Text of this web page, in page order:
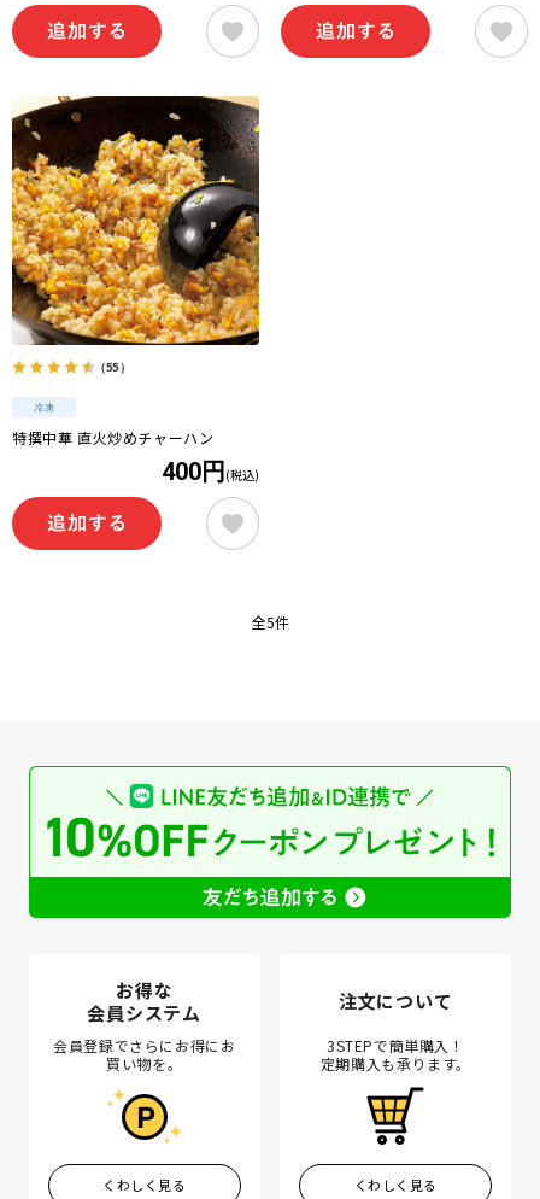
（55）
特撰中華 直火炒めチャーハン
400円 (税込)
全5件
お得な
会員システム
会員登録でさらにお得にお
買い物を。
くわしく見る
注文について
3STEPで簡単購入！
定期購入も承ります。
くわしく見る